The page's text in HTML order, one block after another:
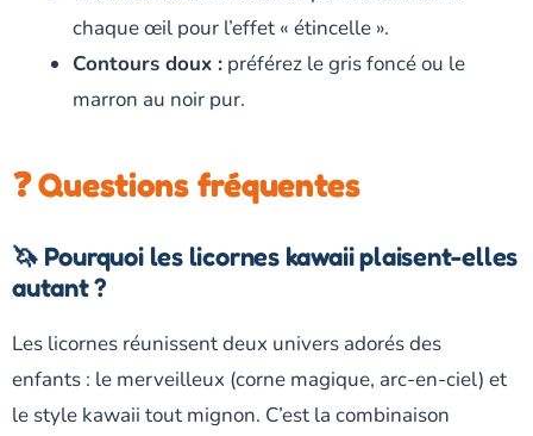
chaque œil pour l’effet « étincelle ».
Contours doux : préférez le gris foncé ou le
marron au noir pur.
❓ Questions fréquentes
🦄 Pourquoi les licornes kawaii plaisent-elles
autant ?
Les licornes réunissent deux univers adorés des
enfants : le merveilleux (corne magique, arc-en-ciel) et
le style kawaii tout mignon. C’est la combinaison